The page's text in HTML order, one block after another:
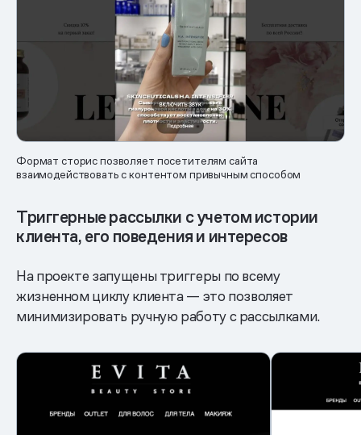
Формат сторис позволяет посетителям сайта
взаимодействовать с контентом привычным способом
Триггерные рассылки с учетом истории
клиента, его поведения и интересов
На проекте запущены триггеры по всему
жизненном циклу клиента — это позволяет
минимизировать ручную работу с рассылками.